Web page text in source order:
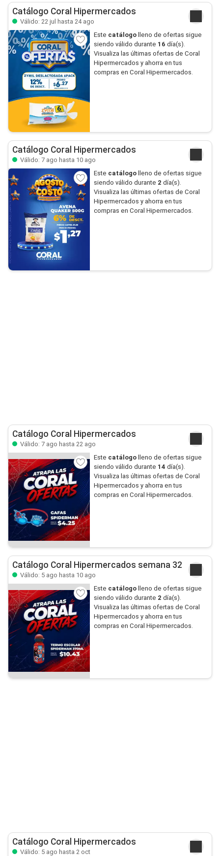
Catálogo Coral Hipermercados
Válido: 22 jul hasta 24 ago
Este catálogo lleno de ofertas sigue
siendo válido durante 16 día(s).
Visualiza las últimas ofertas de Coral
Hipermercados y ahorra en tus
compras en Coral Hipermercados.
Catálogo Coral Hipermercados
Válido: 7 ago hasta 10 ago
Este catálogo lleno de ofertas sigue
siendo válido durante 2 día(s).
Visualiza las últimas ofertas de Coral
Hipermercados y ahorra en tus
compras en Coral Hipermercados.
Catálogo Coral Hipermercados
Válido: 7 ago hasta 22 ago
Este catálogo lleno de ofertas sigue
siendo válido durante 14 día(s).
Visualiza las últimas ofertas de Coral
Hipermercados y ahorra en tus
compras en Coral Hipermercados.
Catálogo Coral Hipermercados semana 32
Válido: 5 ago hasta 10 ago
Este catálogo lleno de ofertas sigue
siendo válido durante 2 día(s).
Visualiza las últimas ofertas de Coral
Hipermercados y ahorra en tus
compras en Coral Hipermercados.
Catálogo Coral Hipermercados
Válido: 5 ago hasta 2 oct